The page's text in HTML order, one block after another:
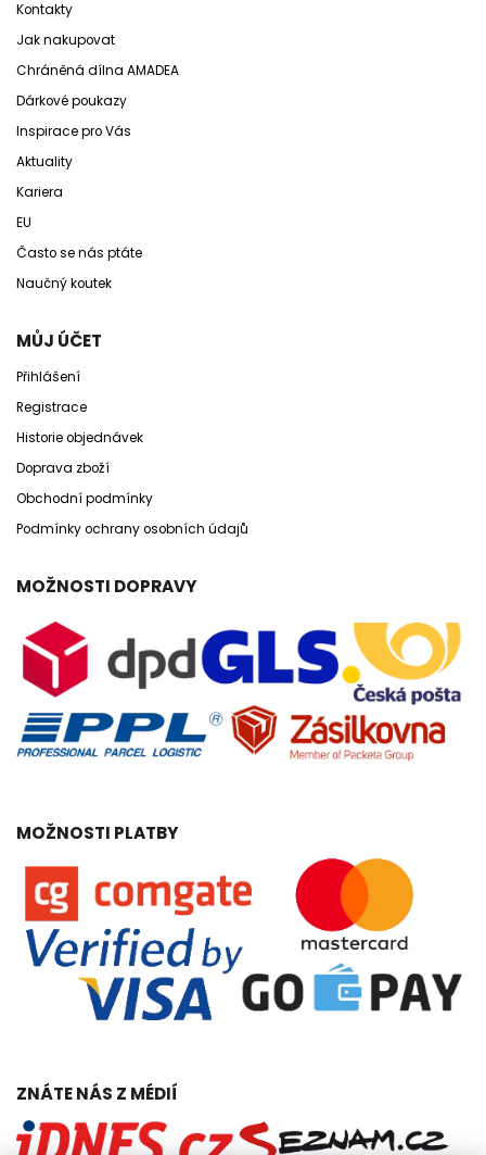
Kontakty
Jak nakupovat
Chráněná dílna AMADEA
Dárkové poukazy
Inspirace pro Vás
Aktuality
Kariera
EU
Často se nás ptáte
Naučný koutek
MŮJ ÚČET
Přihlášení
Registrace
Historie objednávek
Doprava zboží
Obchodní podmínky
Podmínky ochrany osobních údajů
MOŽNOSTI DOPRAVY
MOŽNOSTI PLATBY
ZNÁTE NÁS Z MÉDIÍ